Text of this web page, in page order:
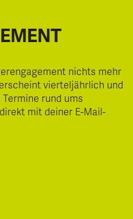
nichts mehr
vierteljährlich und
rund ums
mit deiner E-Mail-